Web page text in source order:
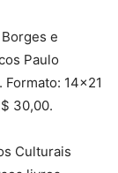
e
Paulo
14×21
30,00.
Culturais